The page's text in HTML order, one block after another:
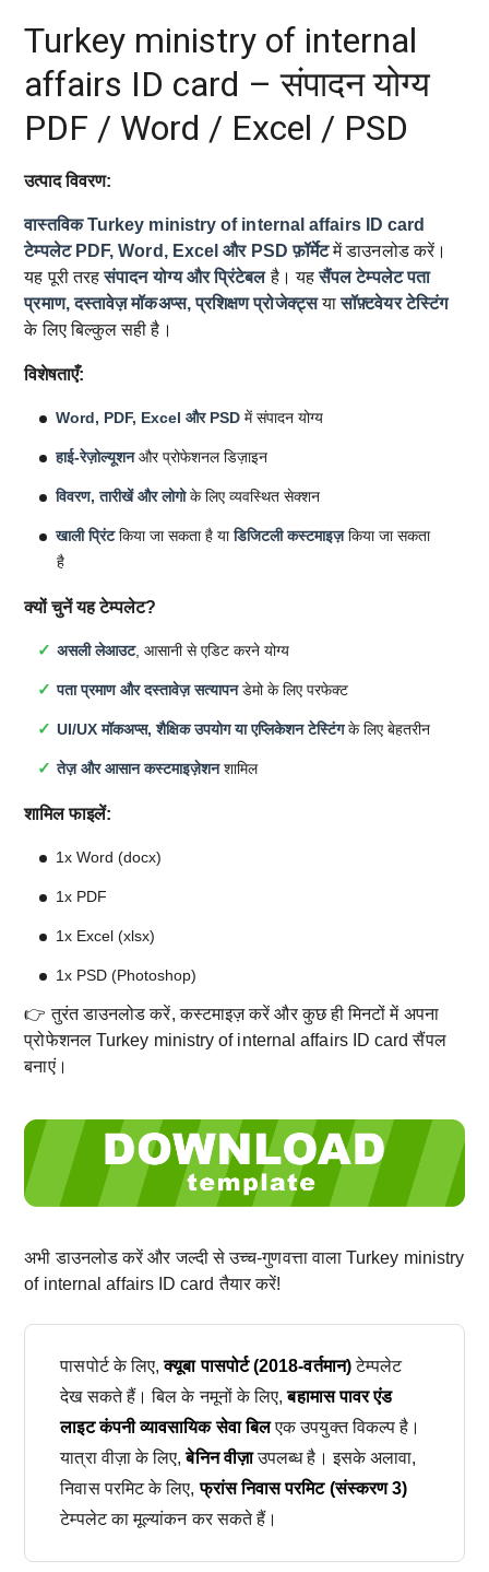
Turkey ministry of internal
affairs ID card – संपादन योग्य
PDF / Word / Excel / PSD
उत्पाद विवरण:
वास्तविक Turkey ministry of internal affairs ID card
टेम्पलेट PDF, Word, Excel और PSD फ़ॉर्मेटमें डाउनलोड करें।
यह पूरी तरहसंपादन योग्य और प्रिंटेबलहै। यहसैंपल टेम्पलेट पता
प्रमाण, दस्तावेज़ मॉकअप्स, प्रशिक्षण प्रोजेक्ट्सयासॉफ़्टवेयर टेस्टिंग
के लिए बिल्कुल सही है।
विशेषताएँ:
Word, PDF, Excel और PSD में संपादन योग्य
हाई-रेज़ोल्यूशनऔर प्रोफेशनल डिज़ाइन
विवरण, तारीखें और लोगोके लिए व्यवस्थित सेक्शन
खाली प्रिंटकिया जा सकता है याडिजिटली कस्टमाइज़किया जा सकता
है
क्यों चुनें यह टेम्पलेट?
असली लेआउट, आसानी से एडिट करने योग्य
पता प्रमाण और दस्तावेज़ सत्यापनडेमो के लिए परफेक्ट
UI/UX मॉकअप्स, शैक्षिक उपयोग या एप्लिकेशन टेस्टिंगके लिए बेहतरीन
तेज़ और आसान कस्टमाइज़ेशनशामिल
शामिल फाइलें:
1x Word (docx)
1x PDF
1x Excel (xlsx)
1x PSD (Photoshop)
👉 तुरंत डाउनलोड करें, कस्टमाइज़ करें और कुछ ही मिनटों में अपना
प्रोफेशनल Turkey ministry of internal affairs ID card सैंपल
बनाएं।
अभी डाउनलोड करें और जल्दी से उच्च-गुणवत्ता वाला Turkey ministry
of internal affairs ID card तैयार करें!
पासपोर्ट के लिए,क्यूबा पासपोर्ट (2018-वर्तमान)टेम्पलेट
देख सकते हैं। बिल के नमूनों के लिए,बहामास पावर एंड
लाइट कंपनी व्यावसायिक सेवा बिलएक उपयुक्त विकल्प है।
यात्रा वीज़ा के लिए,बेनिन वीज़ाउपलब्ध है। इसके अलावा,
निवास परमिट के लिए,फ्रांस निवास परमिट (संस्करण 3)
टेम्पलेट का मूल्यांकन कर सकते हैं।